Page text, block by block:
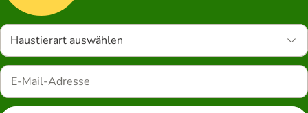
Haustierart auswählen